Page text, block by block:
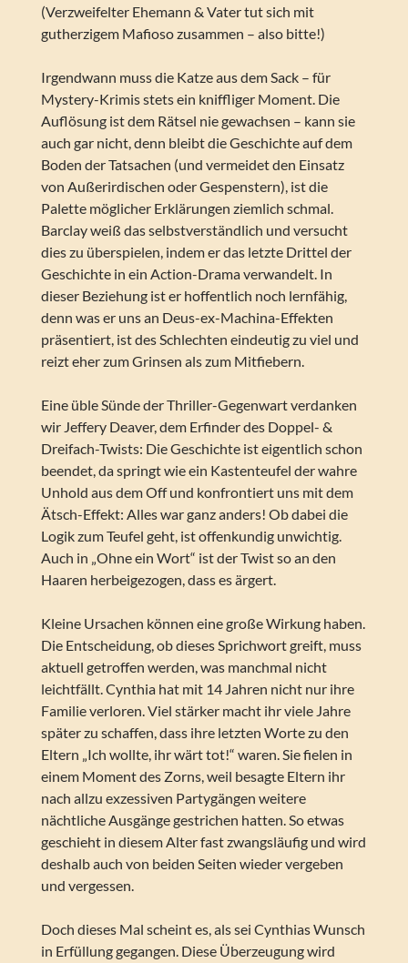
(Verzweifelter Ehemann & Vater tut sich mit
gutherzigem Mafioso zusammen – also bitte!)
Irgendwann muss die Katze aus dem Sack – für
Mystery-Krimis stets ein kniffliger Moment. Die
Auflösung ist dem Rätsel nie gewachsen – kann sie
auch gar nicht, denn bleibt die Geschichte auf dem
Boden der Tatsachen (und vermeidet den Einsatz
von Außerirdischen oder Gespenstern), ist die
Palette möglicher Erklärungen ziemlich schmal.
Barclay weiß das selbstverständlich und versucht
dies zu überspielen, indem er das letzte Drittel der
Geschichte in ein Action-Drama verwandelt. In
dieser Beziehung ist er hoffentlich noch lernfähig,
denn was er uns an Deus-ex-Machina-Effekten
präsentiert, ist des Schlechten eindeutig zu viel und
reizt eher zum Grinsen als zum Mitfiebern.
Eine üble Sünde der Thriller-Gegenwart verdanken
wir Jeffery Deaver, dem Erfinder des Doppel- &
Dreifach-Twists: Die Geschichte ist eigentlich schon
beendet, da springt wie ein Kastenteufel der wahre
Unhold aus dem Off und konfrontiert uns mit dem
Ätsch-Effekt: Alles war ganz anders! Ob dabei die
Logik zum Teufel geht, ist offenkundig unwichtig.
Auch in „Ohne ein Wort“ ist der Twist so an den
Haaren herbeigezogen, dass es ärgert.
Kleine Ursachen können eine große Wirkung haben.
Die Entscheidung, ob dieses Sprichwort greift, muss
aktuell getroffen werden, was manchmal nicht
leichtfällt. Cynthia hat mit 14 Jahren nicht nur ihre
Familie verloren. Viel stärker macht ihr viele Jahre
später zu schaffen, dass ihre letzten Worte zu den
Eltern „Ich wollte, ihr wärt tot!“ waren. Sie fielen in
einem Moment des Zorns, weil besagte Eltern ihr
nach allzu exzessiven Partygängen weitere
nächtliche Ausgänge gestrichen hatten. So etwas
geschieht in diesem Alter fast zwangsläufig und wird
deshalb auch von beiden Seiten wieder vergeben
und vergessen.
Doch dieses Mal scheint es, als sei Cynthias Wunsch
in Erfüllung gegangen. Diese Überzeugung wird